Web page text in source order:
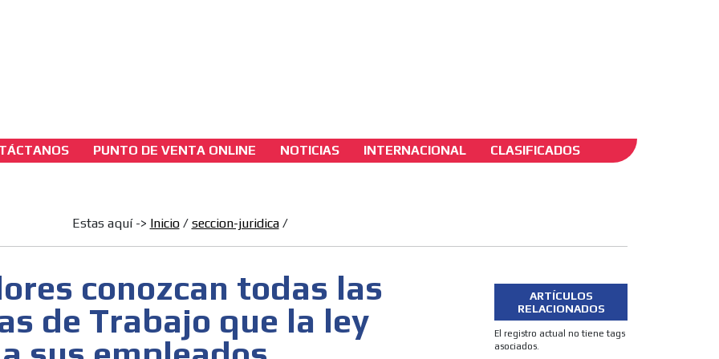
PUNTO DE VENTA ONLINE NOTICIAS INTERNACIONAL CLASIFICADOS
Trabajo que la ley otorga a sus empleados
Estas aquí -> Inicio/ seccion-juridica/
conozcan todas las
de Trabajo que la ley
ARTÍCULOS
RELACIONADOS
El registro actual no tiene tags
asociados.